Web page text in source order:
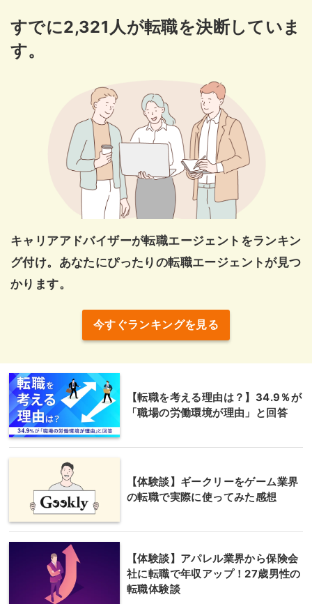
金沢
石川県金沢市広岡1丁目1-18
金沢KSビル7F
福井県繊協ビル10F
山梨県甲府市丸の内1-17-10
東武穴水ビル5F
長野県長野市中御所岡田町180-2
住友生命長野岡田町ビル1F
岐阜
岐阜県岐阜市金町8-1
フロンティア丸杉ビル1F
名古屋
三重
三重県四日市市浜田町6-11
サムティ四日市ビル2F
日本生命大津ビル5F
京都
京都府京都市下京区真苧屋町207番地
ネオフィス七条烏丸 4F
梅田
大阪府大阪市北区大深町4-20
グランフロント大阪タワーＡ22F
すでに2,321人が転職を決断していま
す。
キャリアアドバイザーが転職エージェントをランキン
グ付け。あなたにぴったりの転職エージェントが見つ
かります。
今すぐランキングを見る
【転職を考える理由は？】34.9％が
「職場の労働環境が理由」と回答
【体験談】ギークリーをゲーム業界
の転職で実際に使ってみた感想
【体験談】アパレル業界から保険会
社に転職で年収アップ！27歳男性の
転職体験談